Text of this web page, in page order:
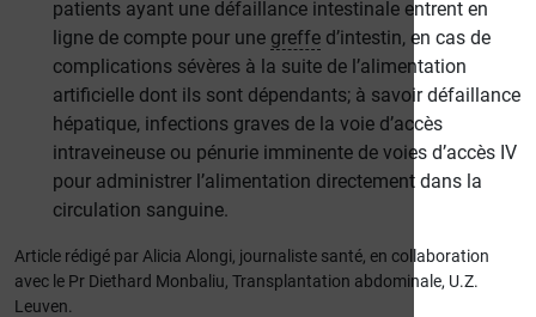
patients ayant une défaillance intestinale entrent en
ligne de compte pour une greffe d’intestin, en cas de
complications sévères à la suite de l’alimentation
artificielle dont ils sont dépendants; à savoir défaillance
hépatique, infections graves de la voie d’accès
intraveineuse ou pénurie imminente de voies d’accès IV
pour administrer l’alimentation directement dans la
circulation sanguine.
Article rédigé par Alicia Alongi, journaliste santé, en collaboration
avec le Pr Diethard Monbaliu, Transplantation abdominale, U.Z.
Leuven.